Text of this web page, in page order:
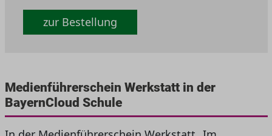
zur Bestellung
Medienführerschein Werkstatt in der
BayernCloud Schule